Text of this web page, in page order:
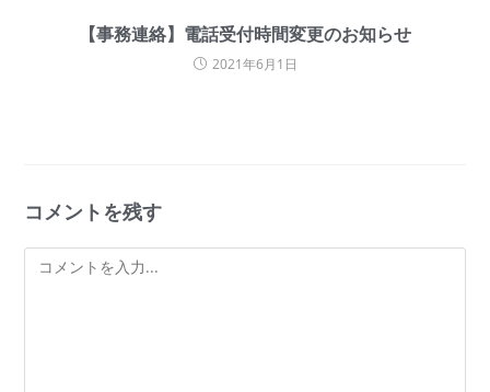
【事務連絡】電話受付時間変更のお知らせ
2021年6月1日
コメントを残す